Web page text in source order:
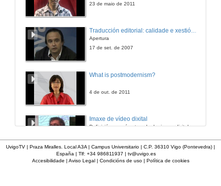
23 de maio de 2011
Traducción editorial: calidade e xestión de proxectos
Apertura
17 de set. de 2007
What is postmodernism?
4 de out. de 2011
Imaxe de vídeo dixital
Definición e parámetros dunha imaxe dixital. Resolución e Aspecto. Profundidade da cor. Compresión. Frame por segundo. Entrelazado. Campos, cadros
Inauguración
UvigoTV | Praza Miralles. Local A3A | Campus Universitario | C.P. 36310 Vigo (Pontevedra) |
España | Tlf: +34 986811937 | tv@uvigo.es
Accesibilidade | Aviso Legal| Condicións de uso| Política de cookies